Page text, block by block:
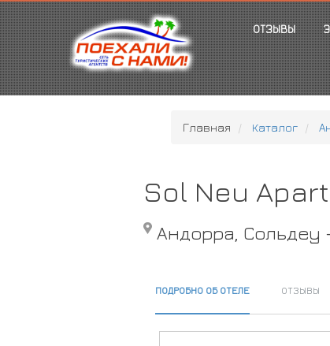
ОТЗЫВЫ
Главная Каталог
Sol Neu
Андорра, Сольдеу
ПОДРОБНО ОБ ОТЕЛЕ ОТЗЫВЫ